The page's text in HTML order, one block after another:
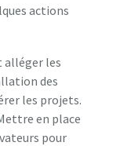
actions
alléger les
des
les projets.
en place
pour